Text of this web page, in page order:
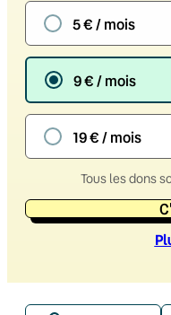
5 € / mois
9 € / mois
19 € / mois
Tous les dons